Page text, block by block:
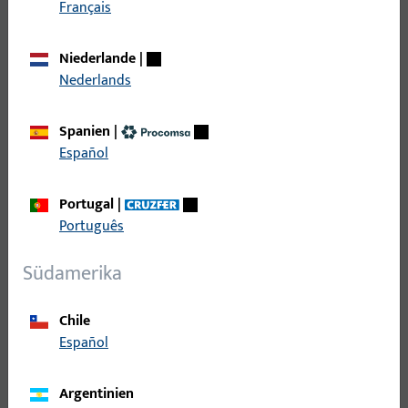
Einsatz im europäischen Markt.
Français
Niederlande|
Nederlands
Spanien |
Español
Portugal|
Português
Südamerika
Chile
Español
Argentinien